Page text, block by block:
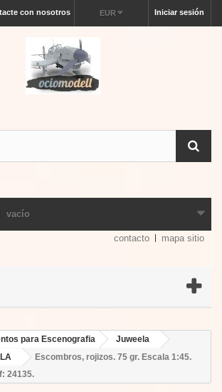
Iniciar sesión
EUR
con nosotros
vacío
contacto mapa sitio
para Escenografia
Juweela
Escombros, rojizos. 75 gr. Escala 1:45.
24135.